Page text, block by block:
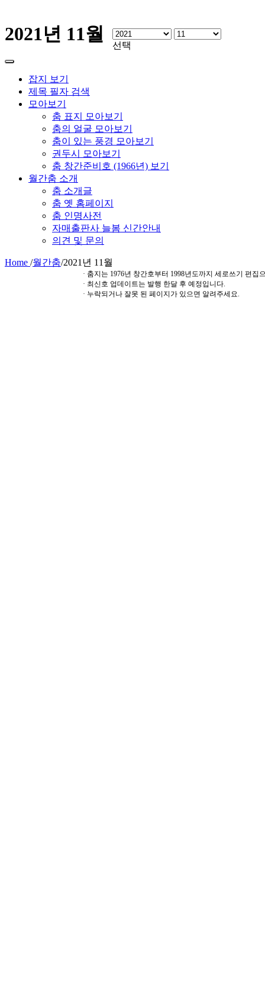
2021년 11월
선택
잡지 보기
제목 필자 검색
모아보기
춤 표지 모아보기
춤의 얼굴 모아보기
춤이 있는 풍경 모아보기
권두시 모아보기
춤 창간준비호 (1966년) 보기
월간춤 소개
춤 소개글
춤 옛 홈페이지
춤 인명사전
자매출판사 늘봄 신간안내
의견 및 문의
Home /월간춤/2021년 11월
· 춤지는 1976년 창간호부터 1998년도까지 세로쓰기 편집
· 최신호 업데이트는 발행 한달 후 예정입니다.
· 누락되거나 잘못 된 페이지가 있으면 알려주세요.